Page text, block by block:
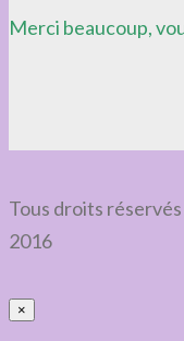
Merci beaucoup,
Tous droits
2016
×